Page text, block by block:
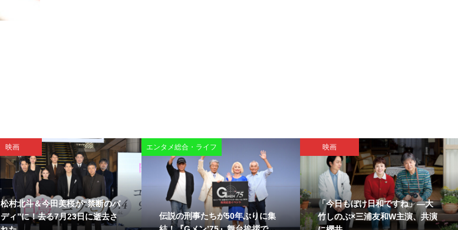
映画
松村北斗＆今田美桜が“禁断のバ
ディ”に！去る7月23日に逝去さ
エンタメ総合・ライフ
伝説の刑事たちが50年ぶりに集
映画
「今日もぼけ日和ですね」―大
竹しのぶ×三浦友和W主演、共演